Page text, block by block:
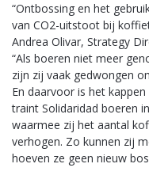
“Ontbossing en het
van CO2-uitstoot bij
Andrea Olivar, Strategy
“Als boeren niet meer
zijn zij vaak gedwongen
En daarvoor is het
traint Solidaridad boeren
waarmee zij het aantal
verhogen. Zo kunnen zij
hoeven ze geen nieuw